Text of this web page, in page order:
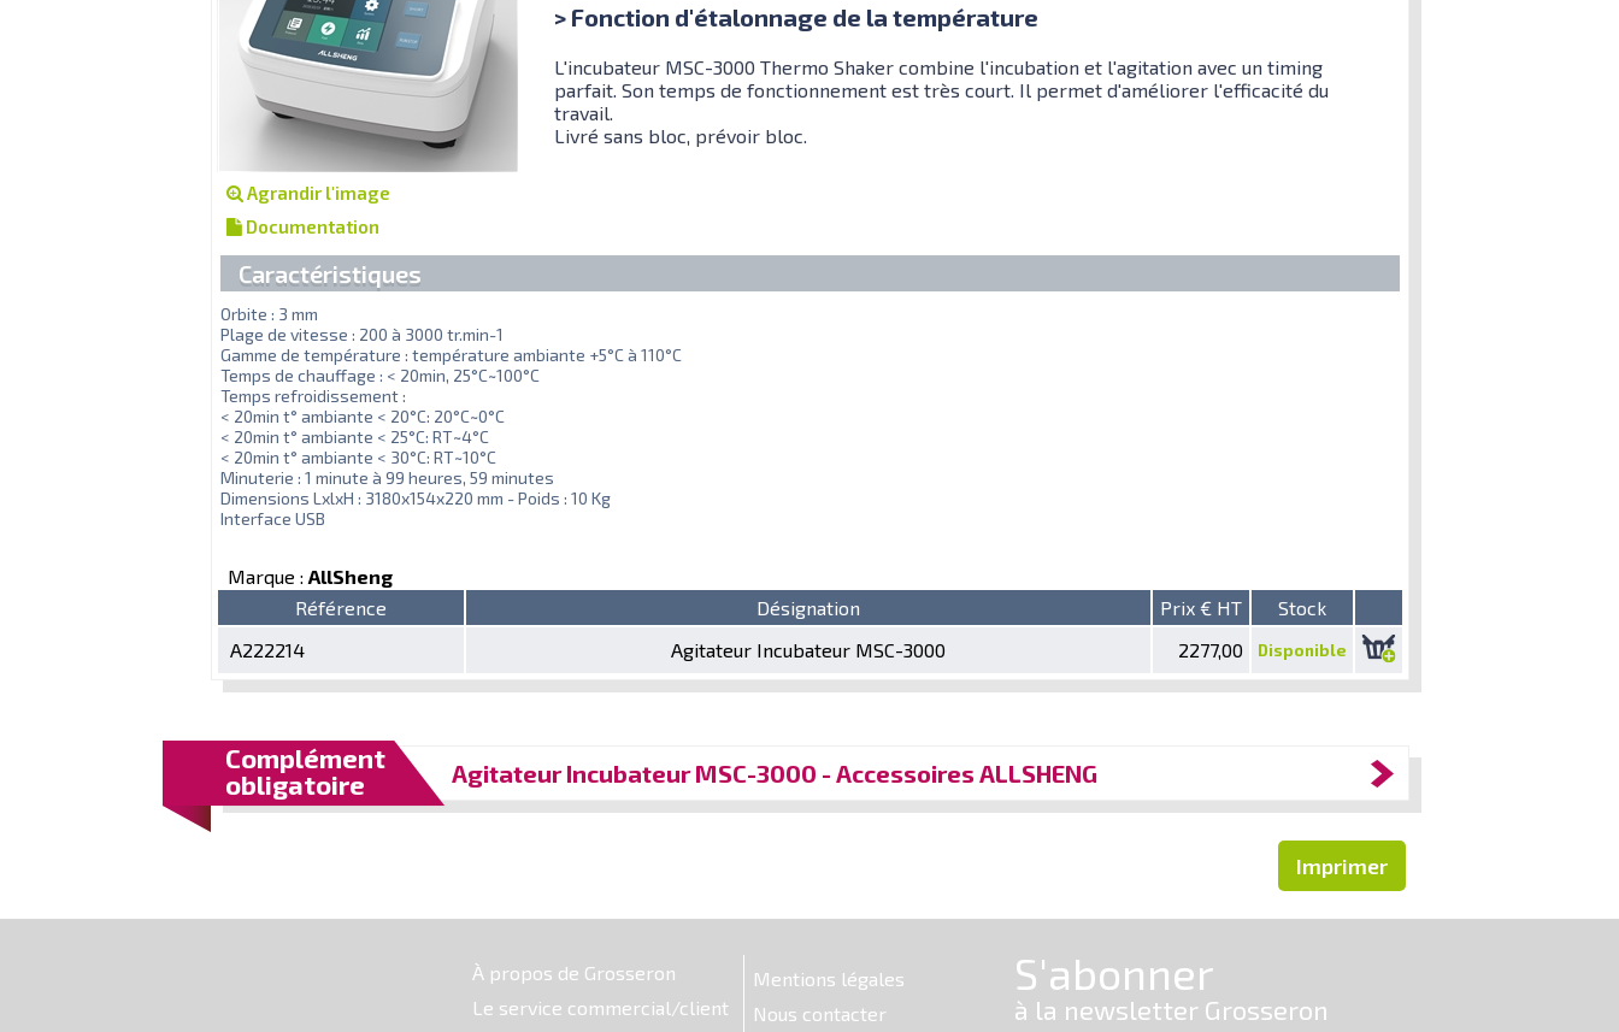
Agrandir l'image
Documentation
> Fonction d'étalonnage de la température
L'incubateur MSC-3000 Thermo Shaker combine l'incubation et l'agitation avec un timing
parfait. Son temps de fonctionnement est très court. Il permet d'améliorer l'efficacité du
travail.
Livré sans bloc, prévoir bloc.
Caractéristiques
Orbite : 3 mm
Plage de vitesse : 200 à 3000 tr.min-1
Gamme de température : température ambiante +5°C à 110°C
Temps de chauffage : < 20min, 25°C~100°C
Temps refroidissement :
< 20min t° ambiante < 20°C: 20°C~0°C
< 20min t° ambiante < 25°C: RT~4°C
< 20min t° ambiante < 30°C: RT~10°C
Minuterie : 1 minute à 99 heures, 59 minutes
Dimensions LxlxH : 3180x154x220 mm - Poids : 10 Kg
Interface USB
Marque : AllSheng
Référence
Désignation Prix € HT
Stock
A222214
Agitateur Incubateur MSC-3000 2277,00 Disponible
Complément
obligatoire
Agitateur Incubateur MSC-3000 - Accessoires ALLSHENG
Imprimer
À propos de Grosseron
Le service commercial/client
Mentions légales
Nous contacter